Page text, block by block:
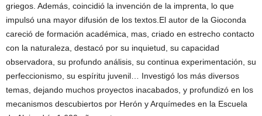
griegos. Además, coincidió la invención de la imprenta, lo que
impulsó una mayor difusión de los textos.El autor de la Gioconda
careció de formación académica, mas, criado en estrecho contacto
con la naturaleza, destacó por su inquietud, su capacidad
observadora, su profundo análisis, su continua experimentación, su
perfeccionismo, su espíritu juvenil… Investigó los más diversos
temas, dejando muchos proyectos inacabados, y profundizó en los
mecanismos descubiertos por Herón y Arquímedes en la Escuela